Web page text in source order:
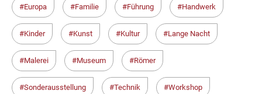
Europa Familie Führung Handwerk
Kinder Kunst Kultur Lange Nacht
Malerei Museum Römer
Sonderausstellung Technik Workshop